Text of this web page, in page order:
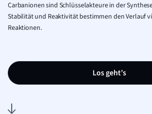
Carbanionen sind Schlüsselakteure in der
Stabilität und Reaktivität bestimmen den Verlauf
Reaktionen.
Los geht’s